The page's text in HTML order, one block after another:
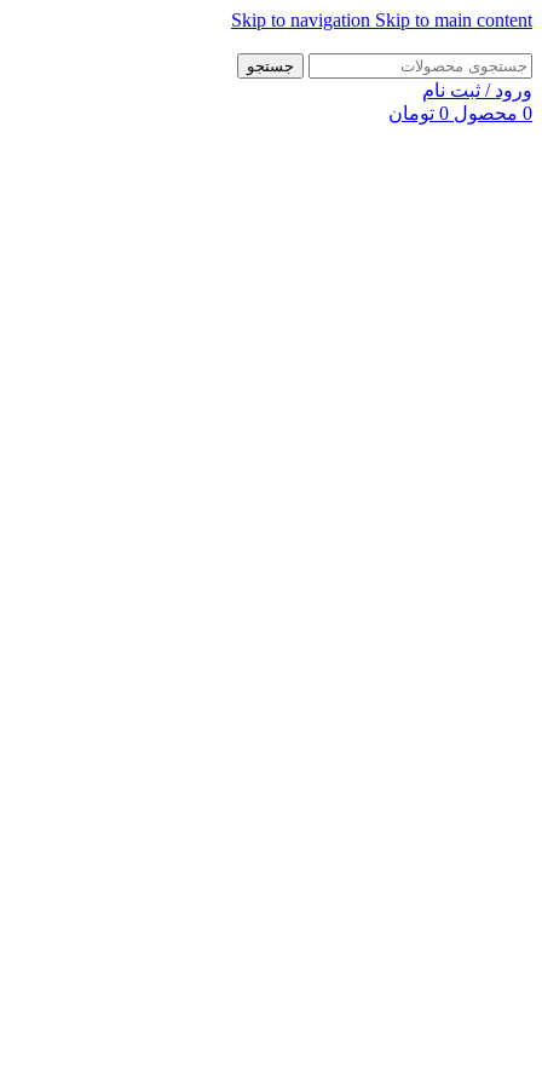
Skip to navigation Skip to main content
جستجو
ورود / ثبت نام
0 محصول 0 تومان